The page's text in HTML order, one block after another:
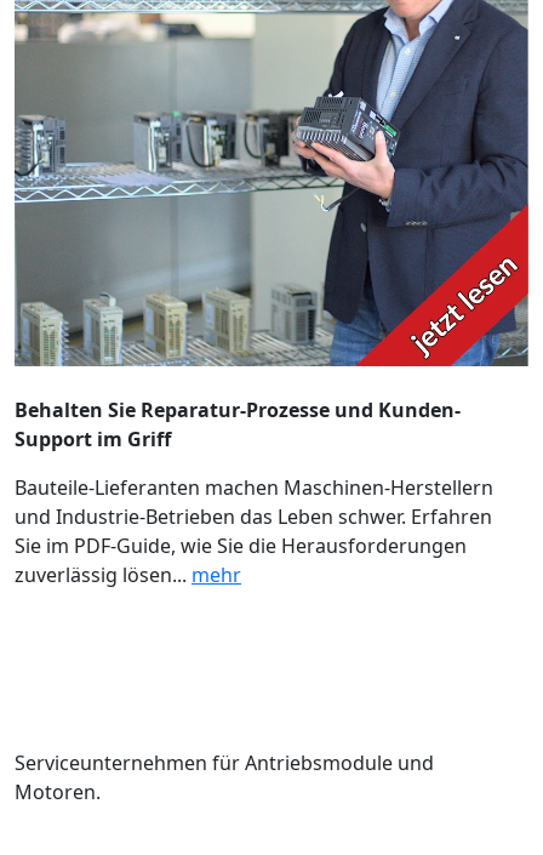
Behalten Sie Reparatur-Prozesse und Kunden-
Support im Griff
Bauteile-Lieferanten machen Maschinen-Herstellern
und Industrie-Betrieben das Leben schwer. Erfahren
Sie im PDF-Guide, wie Sie die Herausforderungen
zuverlässig lösen... mehr
Serviceunternehmen für Antriebsmodule und
Motoren.